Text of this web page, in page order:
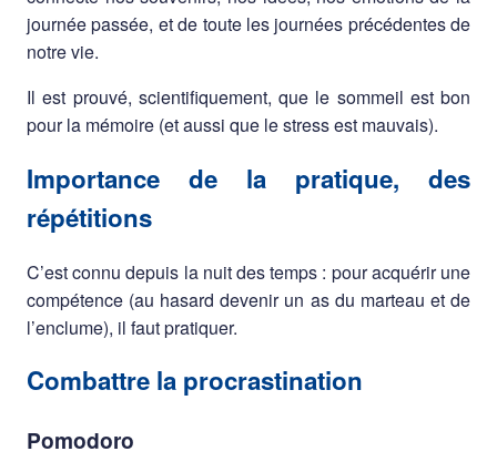
journée passée, et de toute les journées précédentes de
notre vie.
Il est prouvé, scientifiquement, que le sommeil est bon
pour la mémoire (et aussi que le stress est mauvais).
Importance de la pratique, des
répétitions
C’est connu depuis la nuit des temps : pour acquérir une
compétence (au hasard devenir un as du marteau et de
l’enclume), il faut pratiquer.
Combattre la procrastination
Pomodoro